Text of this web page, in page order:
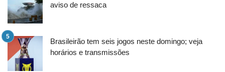
aviso de ressaca
Brasileirão tem seis jogos neste domingo; veja
horários e transmissões